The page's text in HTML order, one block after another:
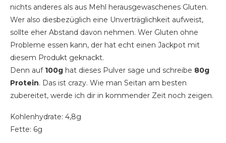
nichts anderes als aus Mehl herausgewaschenes Gluten.
Wer also diesbezüglich eine Unverträglichkeit aufweist,
sollte eher Abstand davon nehmen. Wer Gluten ohne
Probleme essen kann, der hat echt einen Jackpot mit
diesem Produkt geknackt.
Denn auf 100g hat dieses Pulver sage und schreibe 80g
Protein. Das ist crazy. Wie man Seitan am besten
zubereitet, werde ich dir in kommender Zeit noch zeigen.
Kohlenhydrate: 4,8g
Fette: 6g